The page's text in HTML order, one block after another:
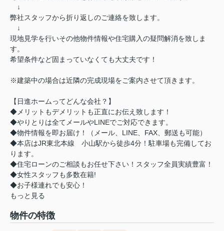
↓
弊社スタッフから折り返しのご連絡を致します。
↓
現地見学を行いその他物件情報や住宅購入の疑問解消を致しま
す。
希望条件など固まっていなくても大丈夫です！
※建築中の場合は近隣の完成現場をご案内させて頂きます。
【日進ホームってどんな会社？】
◆メリットもデメリットも正直にお伝え致します！
◆やりとりは全てメールやLINEでご対応できます。
◆物件情報を即お届け！（メール、LINE、FAX、郵送も可能）
◆本店はJR東北本線 小山駅から徒歩4分！駐車場も完備してお
ります。
◆住宅ローンのご相談もお任せ下さい！スタッフ全員実績豊富！
◆女性スタッフも多数在籍!
◆お子様連れでも安心！
もっと見る
物件の特徴